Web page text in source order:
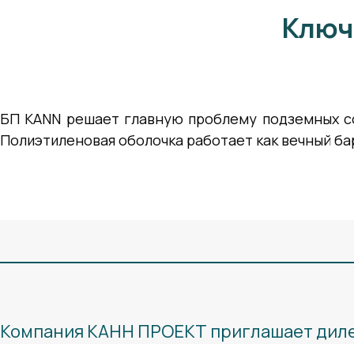
БП KANN решает главную проблему подземных
Полиэтиленовая оболочка работает как вечный
Компания КАНН ПРОЕКТ приглашает